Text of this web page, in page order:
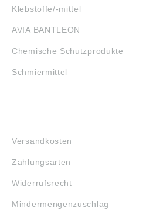
Klebstoffe/-mittel
AVIA BANTLEON
Chemische Schutzprodukte
Schmiermittel
Versandkosten
Zahlungsarten
Widerrufsrecht
Mindermengenzuschlag